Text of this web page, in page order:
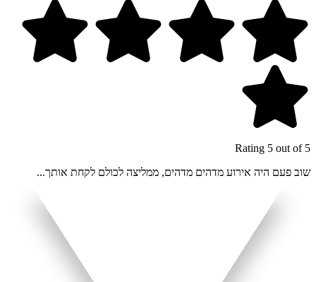
Rating 5 out of 5
שוב פעם היה אירוע מדהים מדהים, ממליצה לכולם לקחת אותך...